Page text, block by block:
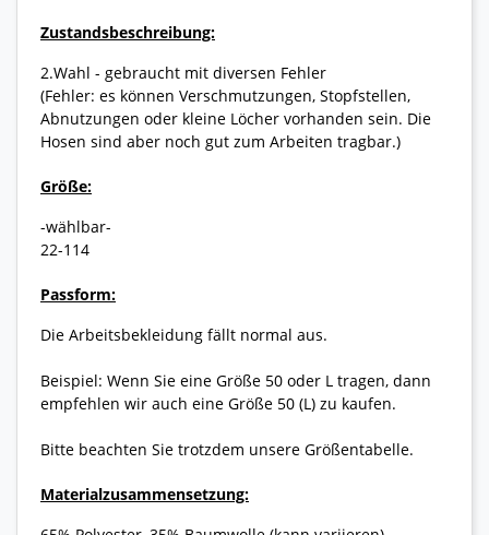
Zustandsbeschreibung:
2.Wahl - gebraucht mit diversen Fehler
(Fehler: es können Verschmutzungen, Stopfstellen,
Abnutzungen oder kleine Löcher vorhanden sein. Die
Hosen sind aber noch gut zum Arbeiten tragbar.)
Größe:
-wählbar-
22-114
Passform:
Die Arbeitsbekleidung fällt normal aus.
Beispiel: Wenn Sie eine Größe 50 oder L tragen, dann
empfehlen wir auch eine Größe 50 (L) zu kaufen.
Bitte beachten Sie trotzdem unsere Größentabelle.
Materialzusammensetzung: